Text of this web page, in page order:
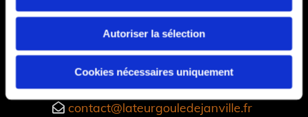
Autoriser la sélection
Cookies nécessaires uniquement
1 rue Emile Lerat, 14270 Cesny-aux-Vignes,
 contact@lateurgouledejanville.fr